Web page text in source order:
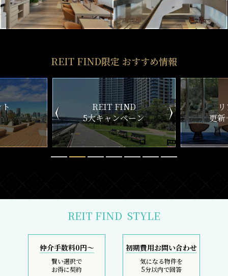
REIT FIND限定 おすすめ情報
ン
リアルタイム
更新一覧チェック
新
REIT FIND STYLE
仲介手数料0円～
賢い選択で
お得に契約
初期費用お問い合わせ
気になる物件を
5分以内で回答